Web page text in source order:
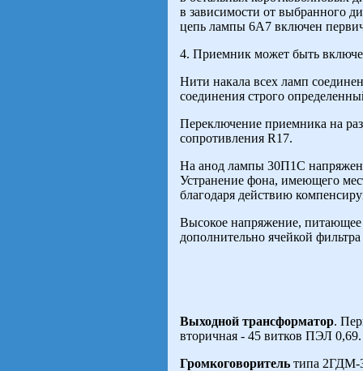
в зависимости от выбранного
цепь лампы 6А7 включен
4. Приемник может быть
Нити накала всех ламп
соединения строго
Переключение приемника на
сопротивления R17.
На анод лампы 30П1С
Устранение фона, имеющего
благодаря действию
Высокое напряжение, питающее
дополнительно ячейкой
Выходной трансформатор.
вторичная - 45 витков ПЭЛ 0,69.
Громкоговоритель типа 2ГДМ-